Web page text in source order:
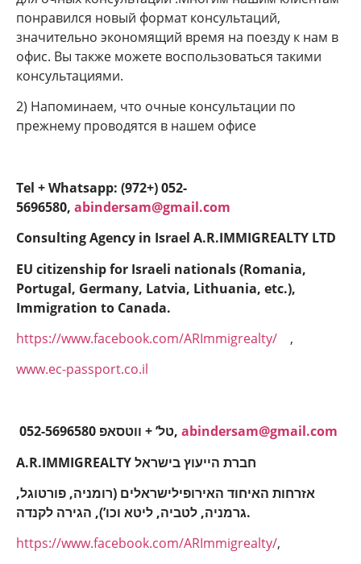
понравился новый формат консультаций,
значительно экономящий время на поезду к нам в
офис. Вы также можете воспользоваться такими
консультациями.
2) Напоминаем, что очные консультации по
прежнему проводятся в нашем офисе
Tel + Whatsapp: (972+) 052-
5696580, abindersam@gmail.com
Consulting Agency in Israel A.R.IMMIGREALTY LTD
EU citizenship for Israeli nationals (Romania,
Portugal, Germany, Latvia, Lithuania, etc.),
Immigration to Canada.
https://www.facebook.com/ARImmigrealty/ ,
www.ec-passport.co.il
052-5696580 טל’ + ווטסאפ, abindersam@gmail.com
A.R.IMMIGREALTY חברת הייעוץ בישראל
אזרחות האיחוד האירופילישראלים (רומניה, פורטוגל,
גרמניה, לטביה, ליטא וכו’), הגירה לקנדה.
https://www.facebook.com/ARImmigrealty/,